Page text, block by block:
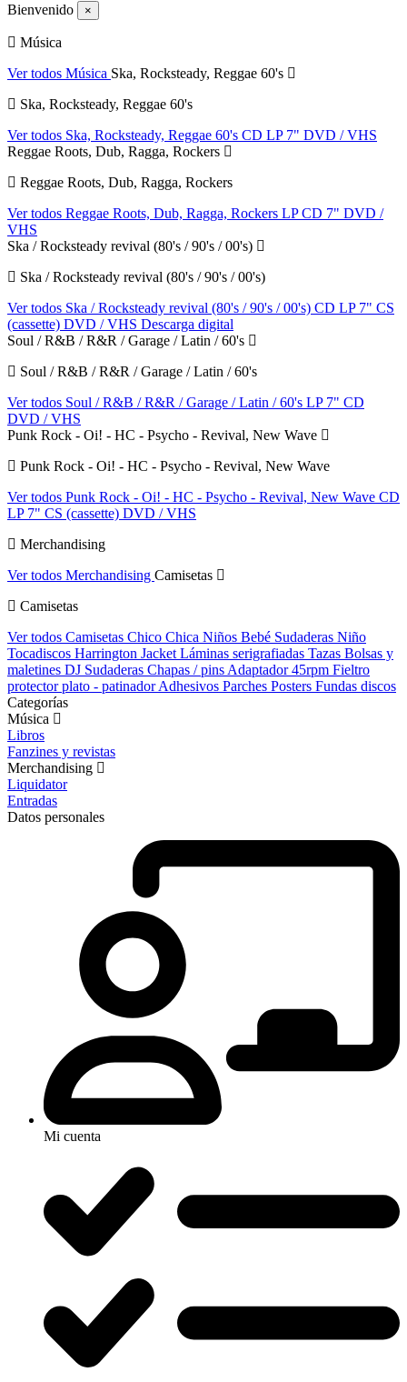
Bienvenido
×
Música
Ver todos Música Ska, Rocksteady, Reggae 60's
Ska, Rocksteady, Reggae 60's
Ver todos Ska, Rocksteady, Reggae 60's CD LP 7" DVD / VHS
Reggae Roots, Dub, Ragga, Rockers
Reggae Roots, Dub, Ragga, Rockers
Ver todos Reggae Roots, Dub, Ragga, Rockers LPCD 7" DVD /
VHS
Ska / Rocksteady revival (80's / 90's / 00's)
Ska / Rocksteady revival (80's / 90's / 00's)
Ver todos Ska / Rocksteady revival (80's / 90's / 00's) CD LP 7" CS
(cassette) DVD / VHS Descarga digital
Soul / R&B / R&R / Garage / Latin / 60's
Soul / R&B / R&R / Garage / Latin / 60's
Ver todos Soul / R&B / R&R / Garage / Latin / 60's LP 7" CD
DVD / VHS
Punk Rock - Oi! - HC - Psycho - Revival, New Wave
Punk Rock - Oi! - HC - Psycho - Revival, New Wave
Ver todos Punk Rock - Oi! - HC - Psycho - Revival, New Wave CD
LP 7" CS (cassette) DVD / VHS
Merchandising
Ver todos Merchandising Camisetas
Camisetas
Ver todos Camisetas Chico Chica Niños Bebé Sudaderas Niño
Tocadiscos Harrington Jacket Láminas serigrafiadas Tazas Bolsas y
maletines DJ Sudaderas Chapas / pins Adaptador 45rpm Fieltro
protector plato - patinadorAdhesivos Parches Posters Fundas discos
Categorías
Música
Libros
Fanzines y revistas
Merchandising
Liquidator
Entradas
Datos personales
Mi cuenta